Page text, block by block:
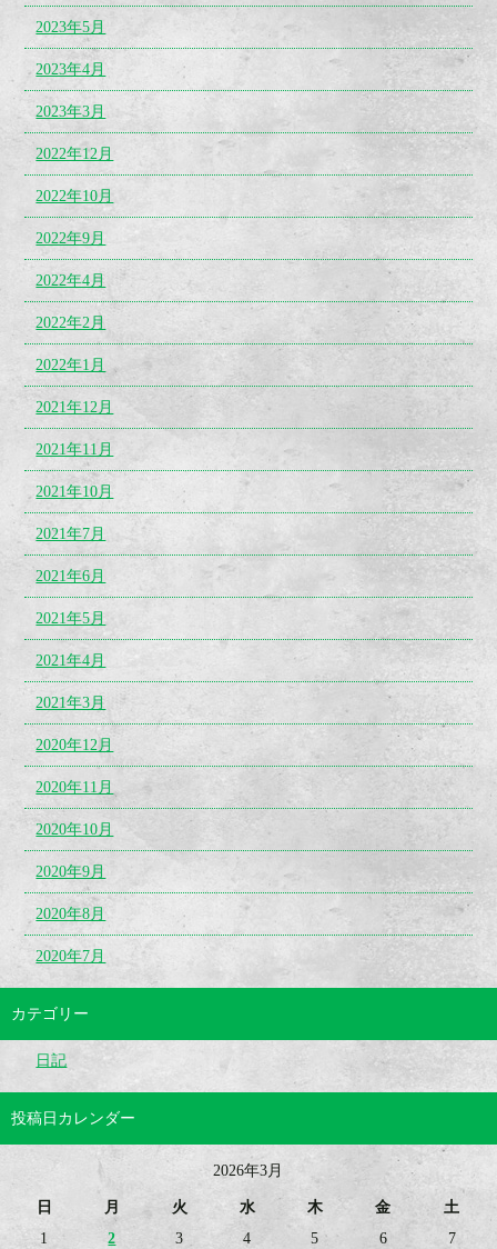
2023年5月
2023年4月
2023年3月
2022年12月
2022年10月
2022年9月
2022年4月
2022年2月
2022年1月
2021年12月
2021年11月
2021年10月
2021年7月
2021年6月
2021年5月
2021年4月
2021年3月
2020年12月
2020年11月
2020年10月
2020年9月
2020年8月
2020年7月
カテゴリー
日記
投稿日カレンダー
2026年3月
日 月 火 水 木 金
土
1
2 3 4 5 6 7